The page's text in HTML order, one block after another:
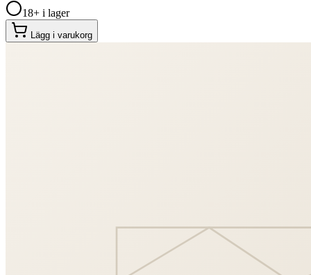
18+ i lager
Lägg i varukorg